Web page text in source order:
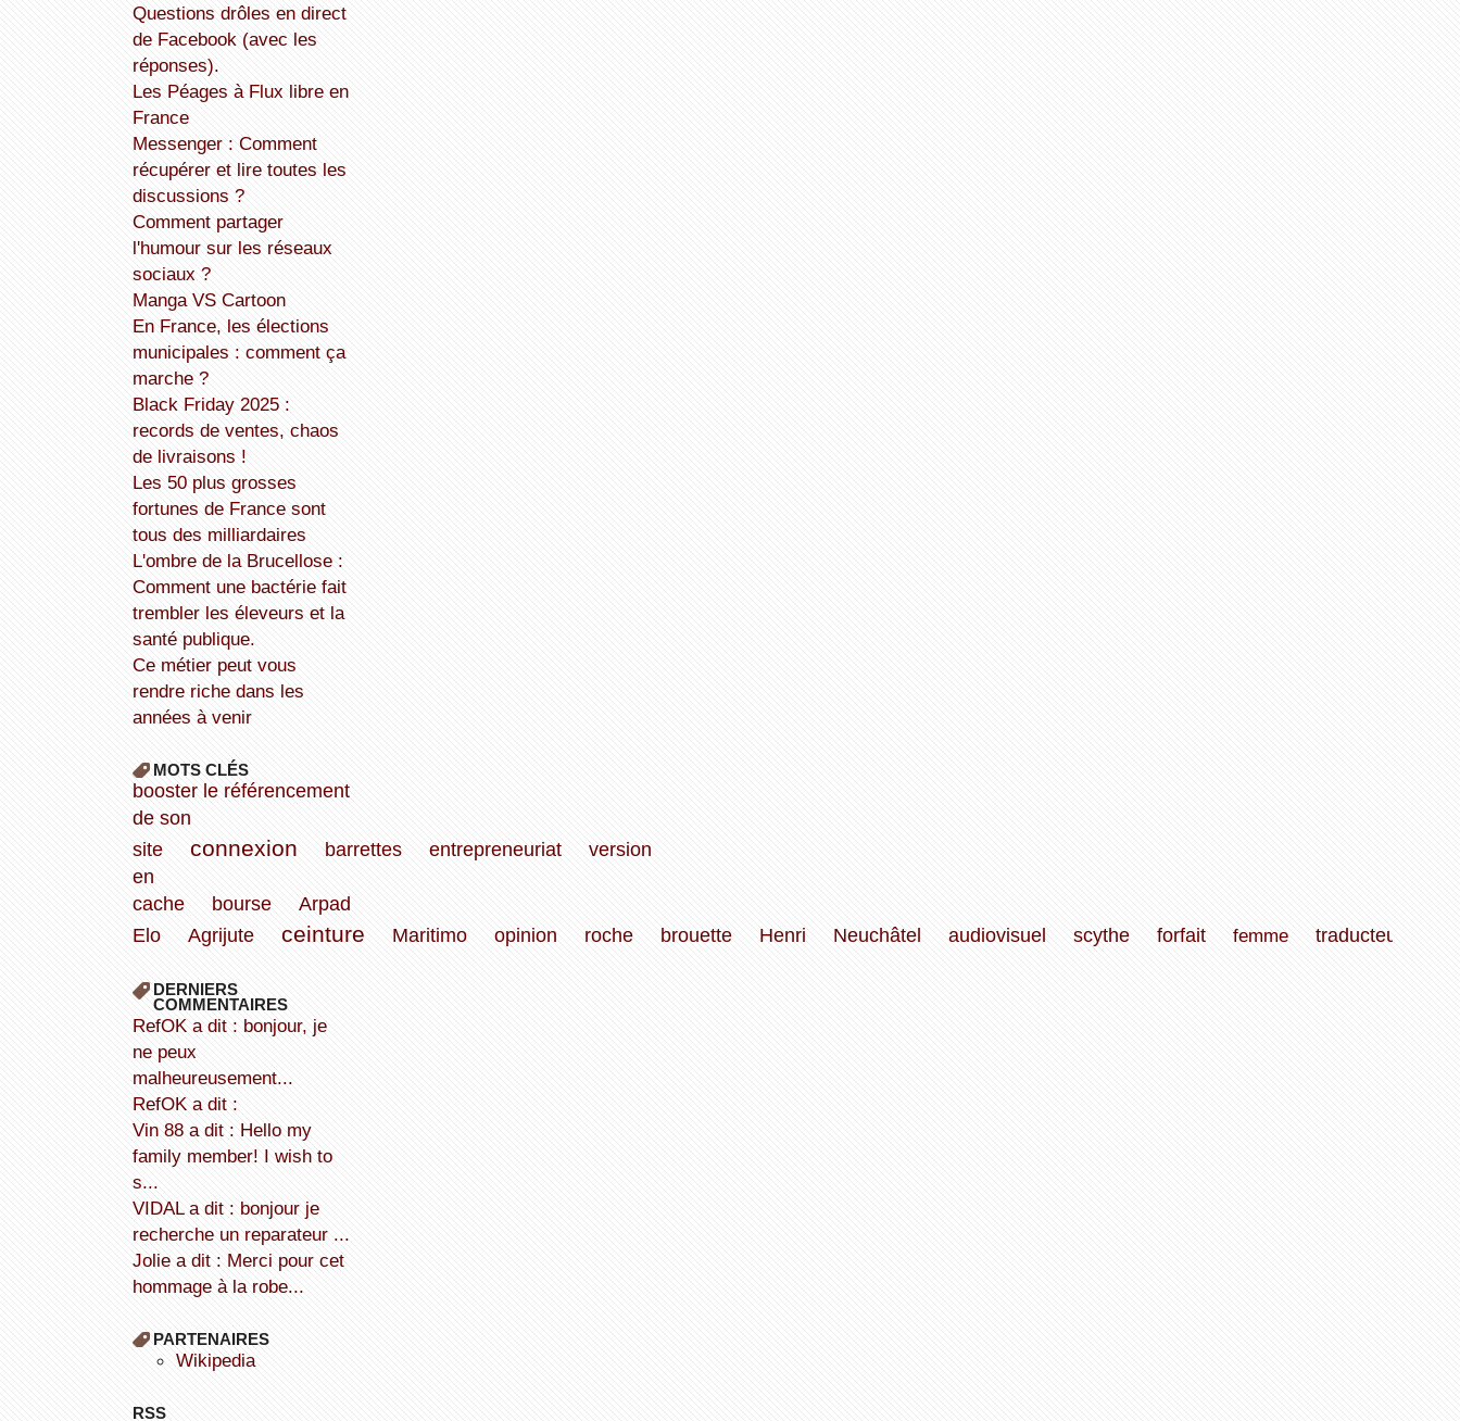
Questions drôles en direct
de Facebook (avec les
réponses).
Les Péages à Flux libre en
France
Messenger : Comment
récupérer et lire toutes les
discussions ?
Comment partager
l'humour sur les réseaux
sociaux ?
Manga VS Cartoon
En France, les élections
municipales : comment ça
marche ?
Black Friday 2025 :
records de ventes, chaos
de livraisons !
Les 50 plus grosses
fortunes de France sont
tous des milliardaires
L'ombre de la Brucellose :
Comment une bactérie fait
trembler les éleveurs et la
santé publique.
Ce métier peut vous
rendre riche dans les
années à venir
MOTS CLÉS
booster le référencement
de son
site
connexion barrettes entrepreneuriat
version
en
cache
bourse
Arpad
Elo
Agrijute ceinture Maritimo opinion roche brouette Henri Neuchâtel audiovisuel scythe forfait femme traducteur
DERNIERS
COMMENTAIRES
refOK a dit : bonjour, je
ne peux
malheureusement...
refOK a dit :
Vin 88 a dit : Hello my
family member! I wish to
s...
VIDAL a dit : bonjour je
recherche un reparateur ...
Jolie a dit : Merci pour cet
hommage à la robe...
PARTENAIRES
wikipedia
RSS